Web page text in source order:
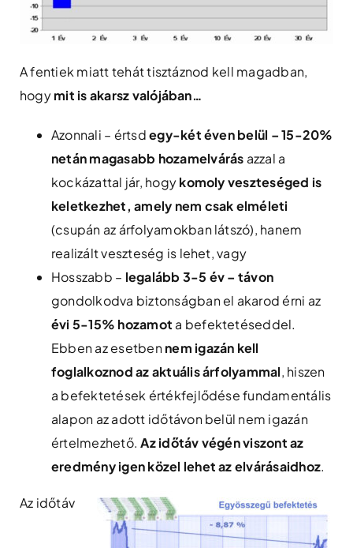
A fentiek miatt tehát tisztáznod kell magadban,
hogymit is akarsz valójában…
Azonnali – értsdegy-két éven belül – 15-20%
netán magasabb hozamelvárás azzal a
kockázattal jár, hogykomoly veszteséged is
keletkezhet, amely nem csak elméleti
(csupán az árfolyamokban látszó), hanem
realizált veszteség is lehet, vagy
Hosszabb – legalább 3-5 év – távon
gondolkodva biztonságban el akarod érni az
évi 5-15% hozamot a befektetéseddel.
Ebben az esetbennem igazán kell
foglalkoznod az aktuális árfolyammal, hiszen
a befektetések értékfejlődése fundamentális
alapon az adott időtávon belül nem igazán
értelmezhető.Az időtáv végén viszont az
eredmény igen közel lehet az elvárásaidhoz.
Az időtáv